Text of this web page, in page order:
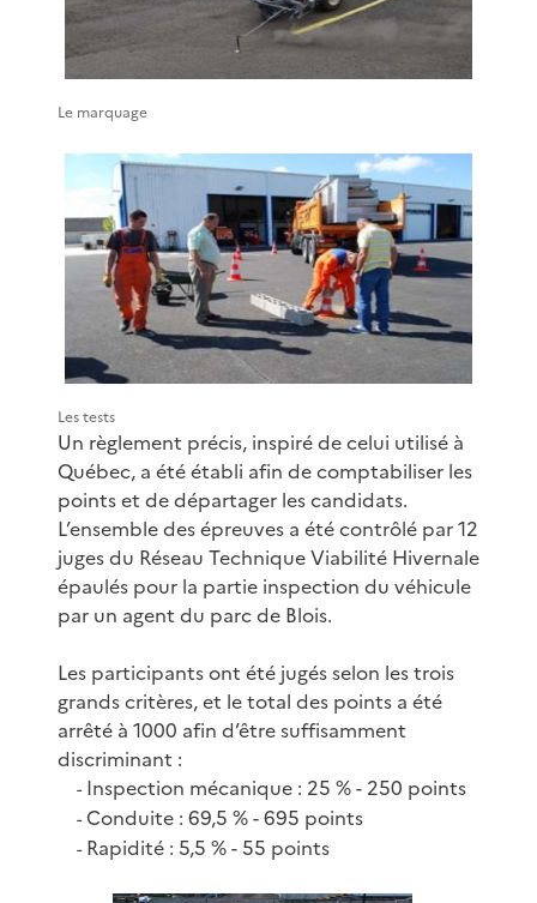
Le marquage
Les tests
Un règlement précis, inspiré de celui utilisé à
Québec, a été établi afin de comptabiliser les
points et de départager les candidats.
L’ensemble des épreuves a été contrôlé par 12
juges du Réseau Technique Viabilité Hivernale
épaulés pour la partie inspection du véhicule
par un agent du parc de Blois.
Les participants ont été jugés selon les trois
grands critères, et le total des points a été
arrêté à 1000 afin d’être suffisamment
discriminant :
-Inspection mécanique : 25 % - 250 points
-Conduite : 69,5 % - 695 points
-Rapidité : 5,5 % - 55 points